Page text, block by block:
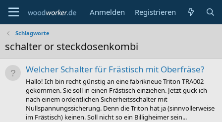
Anmelden Registrieren
Schlagworte
schalter or steckdosenkombi
Welcher Schalter für Frästisch mit Oberfräse?
Hallo! Ich bin recht günstig an eine fabrikneue Triton TRA002
gekommen. Sie soll in einen Frästisch einziehen. Jetzt guck ich
nach einem ordentlichen Sicherheitsschalter mit
Nullspannungssicherung. Denn die Triton hat ja (sinnvollerweise
im Frästisch) keinen. Soll nicht so ein Billigheimer sein...